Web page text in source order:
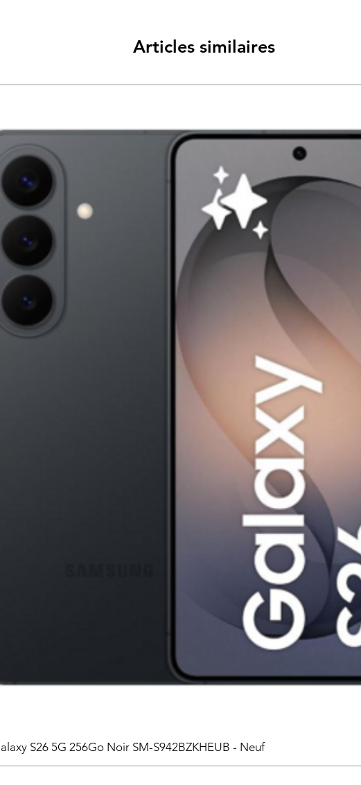
Articles similaires
S26 5G 256Go Noir SM-S942BZKHEUB - Neuf